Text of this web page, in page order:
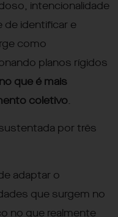
intencionalidade
de identificar e
como
planos rígidos
que é mais
coletivo
por três
adaptar o
que surgem no
no que realmente